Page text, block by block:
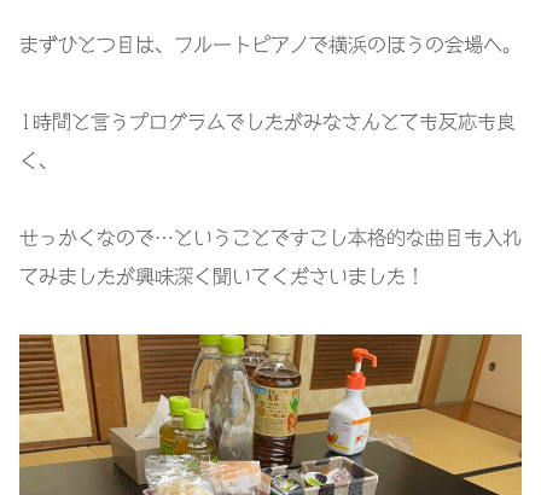
まずひとつ目は、フルートピアノで横浜のほうの会場へ。
1時間と言うプログラムでしたがみなさんとても反応も良
く、
せっかくなので…ということですこし本格的な曲目も入れ
てみましたが興味深く聞いてくださいました！